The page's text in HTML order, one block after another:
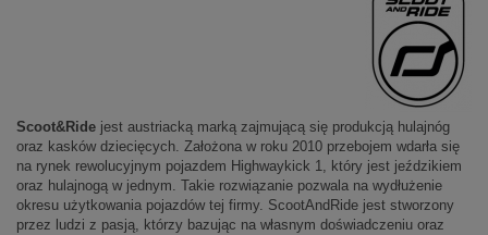
Scoot&Ride jest austriacką marką zajmującą się produkcją hulajnóg
oraz kasków dziecięcych. Założona w roku 2010 przebojem wdarła się
na rynek rewolucyjnym pojazdem Highwaykick 1, który jest jeździkiem
oraz hulajnogą w jednym. Takie rozwiązanie pozwala na wydłużenie
okresu użytkowania pojazdów tej firmy. ScootAndRide jest stworzony
przez ludzi z pasją, którzy bazując na własnym doświadczeniu oraz